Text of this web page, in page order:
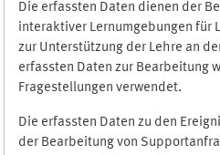
Die erfassten Daten dienen der
interaktiver Lernumgebungen für
zur Unterstützung der Lehre an
erfassten Daten zur Bearbeitung
Fragestellungen verwendet.
Die erfassten Daten zu den
der Bearbeitung von